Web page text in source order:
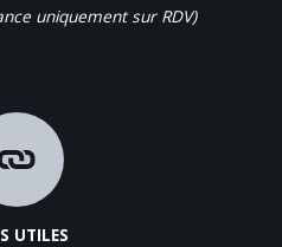
uniquement sur RDV)
UTILES